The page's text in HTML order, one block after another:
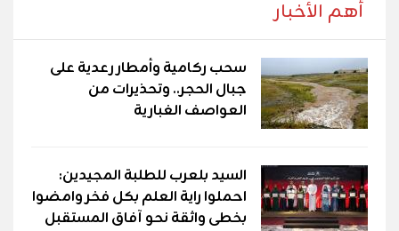
أهم الأخبار
سحب ركامية وأمطار رعدية على
جبال الحجر.. وتحذيرات من
العواصف الغبارية
السيد بلعرب للطلبة المجيدين:
احملوا راية العلم بكل فخر وامضوا
بخطى واثقة نحو آفاق المستقبل